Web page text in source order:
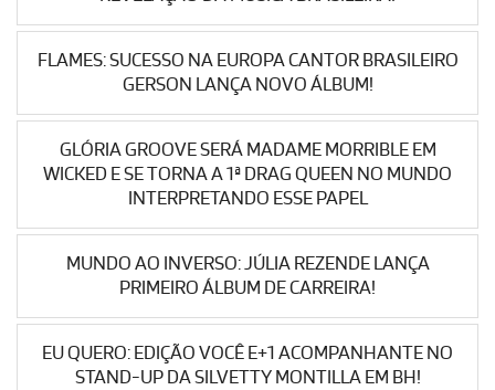
FLAMES: SUCESSO NA EUROPA CANTOR BRASILEIRO
GERSON LANÇA NOVO ÁLBUM!
GLÓRIA GROOVE SERÁ MADAME MORRIBLE EM
WICKED E SE TORNA A 1ª DRAG QUEEN NO MUNDO
INTERPRETANDO ESSE PAPEL
MUNDO AO INVERSO: JÚLIA REZENDE LANÇA
PRIMEIRO ÁLBUM DE CARREIRA!
EU QUERO: EDIÇÃO VOCÊ E+1 ACOMPANHANTE NO
STAND-UP DA SILVETTY MONTILLA EM BH!